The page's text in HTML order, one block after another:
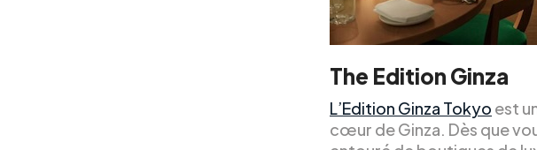
The Edition Ginza
L’Edition Ginza Tokyo est
cœur de Ginza. Dès que